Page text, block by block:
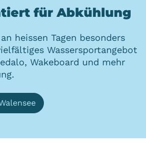
für Abkühlung
heissen Tagen besonders
Wassersportangebot
Wakeboard und mehr